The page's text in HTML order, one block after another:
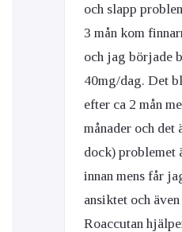
och slapp
3 mån kom
och jag började
40mg/dag. Det
efter ca 2 mån
månader och det
dock) problemet
innan mens får
ansiktet och
Roaccutan